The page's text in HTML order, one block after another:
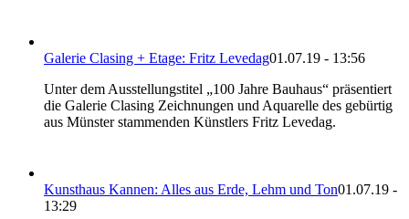
Galerie Clasing + Etage: Fritz Levedag01.07.19 - 13:56
Unter dem Ausstellungstitel „100 Jahre Bauhaus“ präsentiert
die Galerie Clasing Zeichnungen und Aquarelle des gebürtig
aus Münster stammenden Künstlers Fritz Levedag.
Kunsthaus Kannen: Alles aus Erde, Lehm und Ton01.07.19 -
13:29